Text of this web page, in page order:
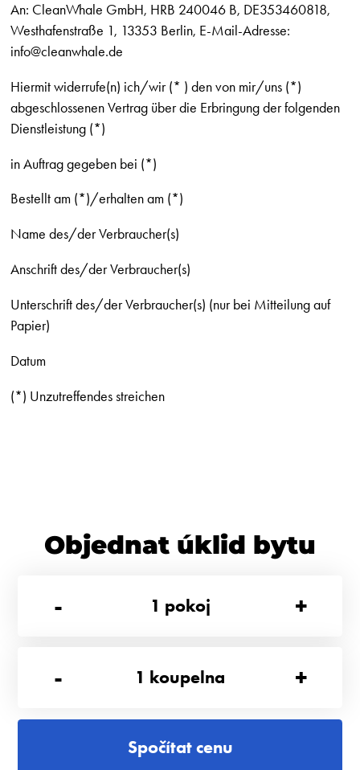
An: CleanWhale GmbH, HRB 240046 B, DE353460818,
Westhafenstraße 1, 13353 Berlin, E-Mail-Adresse:
info@cleanwhale.de
Hiermit widerrufe(n) ich/wir (* ) den von mir/uns (*)
abgeschlossenen Vertrag über die Erbringung der folgenden
Dienstleistung (*)
in Auftrag gegeben bei (*)
Bestellt am (*)/erhalten am (*)
Name des/der Verbraucher(s)
Anschrift des/der Verbraucher(s)
Unterschrift des/der Verbraucher(s) (nur bei Mitteilung auf
Papier)
Datum
(*) Unzutreffendes streichen
Objednat úklid bytu
-
1 pokoj +
- 1 koupelna +
Spočítat cenu